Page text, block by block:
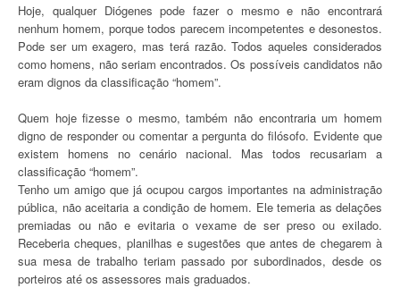
Hoje, qualquer Diógenes pode fazer o mesmo e não encontrará
nenhum homem, porque todos parecem incompetentes e desonestos.
Pode ser um exagero, mas terá razão. Todos aqueles considerados
como homens, não seriam encontrados. Os possíveis candidatos não
eram dignos da classificação “homem”.
Quem hoje fizesse o mesmo, também não encontraria um homem
digno de responder ou comentar a pergunta do filósofo. Evidente que
existem homens no cenário nacional. Mas todos recusariam a
classificação “homem”.
Tenho um amigo que já ocupou cargos importantes na administração
pública, não aceitaria a condição de homem. Ele temeria as delações
premiadas ou não e evitaria o vexame de ser preso ou exilado.
Receberia cheques, planilhas e sugestões que antes de chegarem à
sua mesa de trabalho teriam passado por subordinados, desde os
porteiros até os assessores mais graduados.